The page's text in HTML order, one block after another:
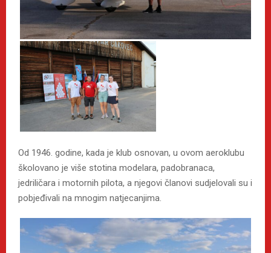
Od 1946. godine, kada je klub osnovan, u ovom aeroklubu
školovano je više stotina modelara, padobranaca,
jedriličara i motornih pilota, a njegovi članovi sudjelovali su i
pobjeđivali na mnogim natjecanjima.